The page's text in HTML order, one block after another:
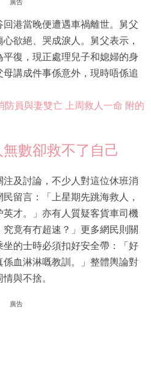
廣告
港當晚便遭遇車禍離世。舅父
欲絕、哭成淚人。舅父表示，
復，現正處理兒子和媳婦的身
講成件事係意外，現時唔係追
員與妻雙亡 上周救人一命 附的
數卻救不了自己
及討論，不少人對這位休班消
留言：「上星期先跳海救人，
才。」亦有人質疑客貨車司機
竟有冇超速？」更多網民則關
的士時必須扣好安全帶：「好
血淋淋嘅教訓。」整體輿論對
與不捨。
廣告